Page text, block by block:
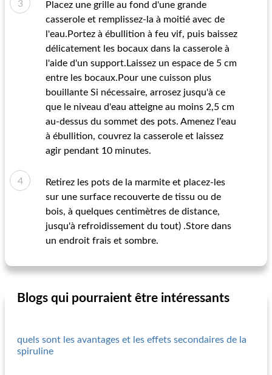
Placez une grille au fond d'une grande
casserole et remplissez-la à moitié avec de
l'eau.Portez à ébullition à feu vif, puis baissez
délicatement les bocaux dans la casserole à
l'aide d'un support.Laissez un espace de 5 cm
entre les bocaux.Pour une cuisson plus
bouillante Si nécessaire, arrosez jusqu'à ce
que le niveau d'eau atteigne au moins 2,5 cm
au-dessus du sommet des pots. Amenez l'eau
à ébullition, couvrez la casserole et laissez
agir pendant 10 minutes.
Retirez les pots de la marmite et placez-les
sur une surface recouverte de tissu ou de
bois, à quelques centimètres de distance,
jusqu'à refroidissement du tout) .Store dans
un endroit frais et sombre.
Blogs qui pourraient être intéressants
quels sont les avantages et les effets secondaires de la
spiruline